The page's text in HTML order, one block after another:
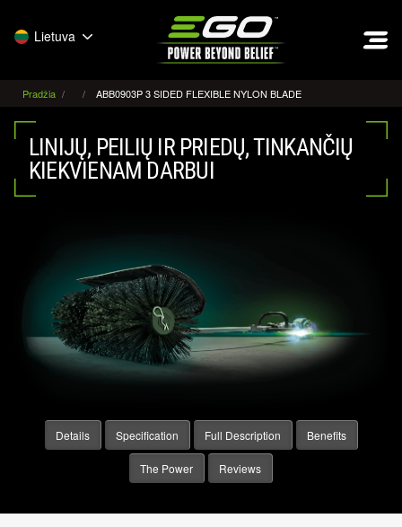
Lietuva
Pradžia ABB0903P 3 SIDED FLEXIBLE NYLON BLADE
LINIJŲ, PEILIŲ IR PRIEDŲ, TINKANČIŲ
KIEKVIENAM DARBUI
Details Specification Full Description Benefits
The Power Reviews